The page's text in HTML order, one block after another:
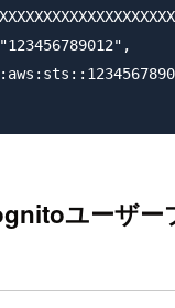
ユーザー